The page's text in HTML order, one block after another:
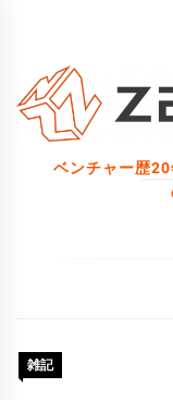
ン
ベンチャー歴
雑記